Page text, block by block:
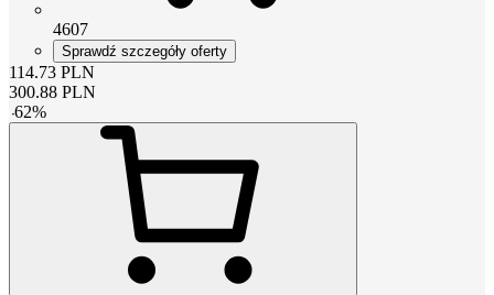
4607
Sprawdź szczegóły oferty
114.73 PLN
300.88 PLN
-62%